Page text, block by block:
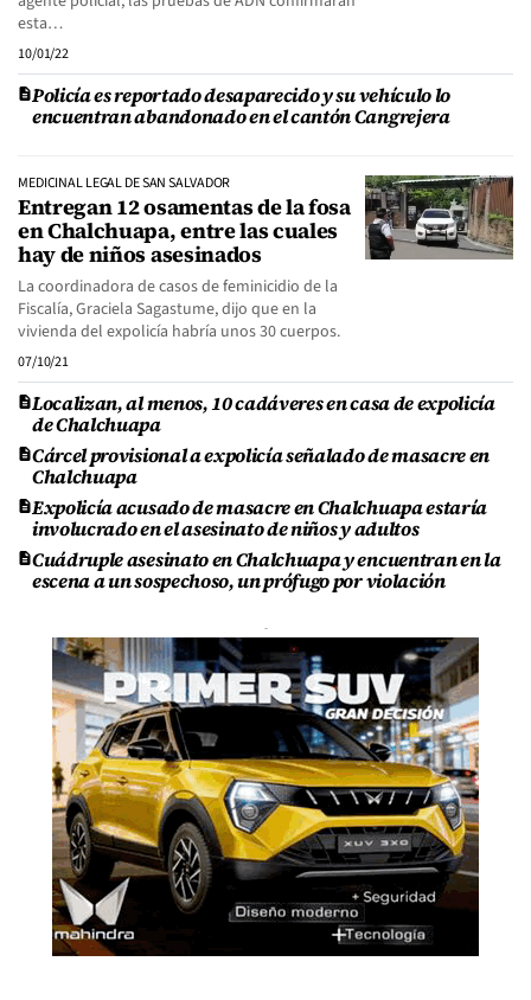
esta…
10/01/22
Policía es reportado desaparecido y su vehículo lo
encuentran abandonado en el cantón Cangrejera
MEDICINAL LEGAL DE SAN SALVADOR
Entregan 12 osamentas de la fosa
en Chalchuapa, entre las cuales
hay de niños asesinados
La coordinadora de casos de feminicidio de la
Fiscalía, Graciela Sagastume, dijo que en la
vivienda del expolicía habría unos 30 cuerpos.
07/10/21
Localizan, al menos, 10 cadáveres en casa de expolicía
de Chalchuapa
Cárcel provisional a expolicía señalado de masacre en
Chalchuapa
Expolicía acusado de masacre en Chalchuapa estaría
involucrado en el asesinato de niños y adultos
Cuádruple asesinato en Chalchuapa y encuentran en la
escena a un sospechoso, un prófugo por violación